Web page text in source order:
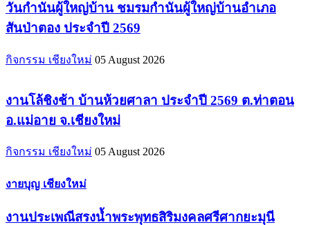
วันกำนันผู้ใหญ่บ้าน ชมรมกำนันผู้ใหญ่บ้านอำเภอ
สันป่าตอง ประจำปี 2569
กิจกรรม เชียงใหม่ 05 August 2026
งานโล้ชิงช้า บ้านห้วยศาลา ประจำปี 2569 ต.ท่าตอน
อ.แม่อาย จ.เชียงใหม่
กิจกรรม เชียงใหม่ 05 August 2026
งายบุญ เชียงใหม่
งานประเพณีสรงน้ำพระพุทธสิริมงคลศรีศากยะมุนี